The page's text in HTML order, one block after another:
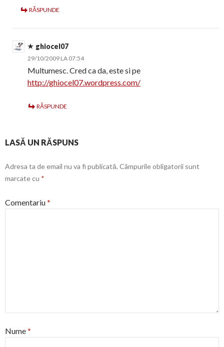
RĂSPUNDE
ghiocel07
29/10/2009 LA 07:54
Multumesc. Cred ca da, este si pe
http://ghiocel07.wordpress.com/
RĂSPUNDE
LASĂ UN RĂSPUNS
Adresa ta de email nu va fi publicată. Câmpurile obligatorii sunt
marcate cu *
Comentariu*
Nume*